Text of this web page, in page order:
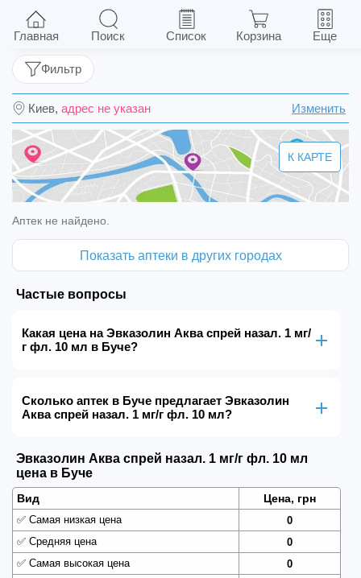
Эвказолин Аква спрей назал. 1 мг/г фл. 10 мл
Киев, адрес не указан Изменить
Фильтр
К КАРТЕ
Аптек не найдено.
Показать аптеки в других городах
Частые вопросы
Какая цена на Эвказолин Аква спрей назал. 1 мг/
г фл. 10 мл в Буче?
Сколько аптек в Буче предлагает Эвказолин
Аква спрей назал. 1 мг/г фл. 10 мл?
Эвказолин Аква спрей назал. 1 мг/г фл. 10 мл
цена в Буче
Вид Цена, грн
✅ Самая низкая цена
0
✅ Средняя цена
0
✅ Самая высокая цена
0
Главная Поиск Список Корзина Еще